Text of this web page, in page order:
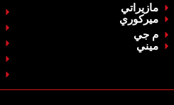
‏مازيراتي‏
ميركوري
م جي
‏ميني‏